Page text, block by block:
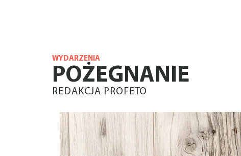
WYDARZENIA
POŻEGNANIE
REDAKCJA PROFETO